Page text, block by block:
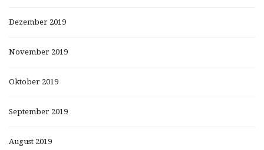
Dezember 2019
November 2019
Oktober 2019
September 2019
August 2019